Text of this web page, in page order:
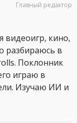
Главный редактор
видеоигр, кино,
разбираюсь в
Поклонник
играю в
Изучаю ИИ и